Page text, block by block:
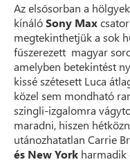
Az elsősorban a
kínálóSony Max
megtekinthetjük a sok
fűszerezett magyar
amelyben betekintést
kissé szétesett Luca
közel sem mondható
szingli-izgalomra
maradni, hiszen
utánozhatatlan Carrie
és New York harmadik